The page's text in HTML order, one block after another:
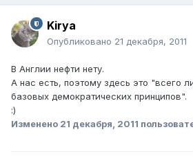
Kirya
Опубликовано 21 декабря, 2011
В Англии нефти нету.
А нас есть, поэтому здесь это "всего
базовых демократических принципов".
:)
Изменено 21 декабря, 2011